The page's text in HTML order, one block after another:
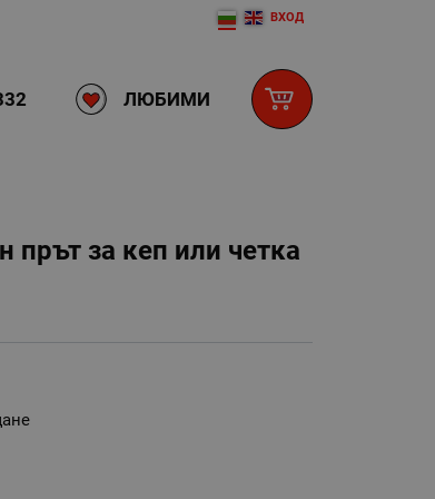
ВХОД
ЛЮБИМИ
прът за кеп или четка